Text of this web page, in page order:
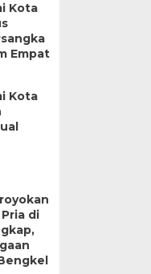
Kota
Empat
Kota
di